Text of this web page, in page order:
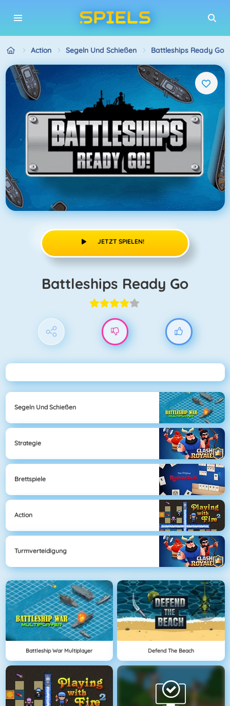
Action Segeln Und Schießen Battleships Ready Go
JETZT SPIELEN!
Battleships Ready Go
Segeln Und Schießen
Strategie
Brettspiele
Action
Turmverteidigung
Battleship War Multiplayer Defend The Beach